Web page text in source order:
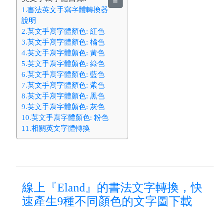
1.書法英文手寫字體轉換器
說明
2.英文手寫字體顏色: 紅色
3.英文手寫字體顏色: 橘色
4.英文手寫字體顏色: 黃色
5.英文手寫字體顏色: 綠色
6.英文手寫字體顏色: 藍色
7.英文手寫字體顏色: 紫色
8.英文手寫字體顏色: 黑色
9.英文手寫字體顏色: 灰色
10.英文手寫字體顏色: 粉色
11.相關英文字體轉換
線上『Eland』的書法文字轉換，快
速產生9種不同顏色的文字圖下載